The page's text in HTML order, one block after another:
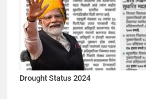
Drought Status 2024